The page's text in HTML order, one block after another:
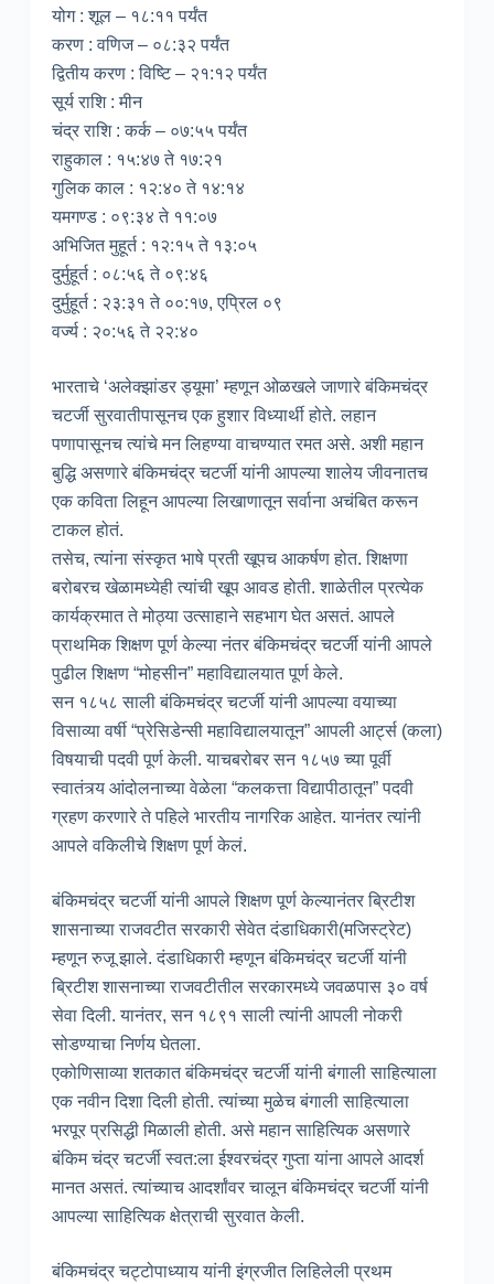
योग : शूल – १८:११ पर्यंत
करण : वणिज – ०८:३२ पर्यंत
द्वितीय करण : विष्टि – २१:१२ पर्यंत
सूर्य राशि : मीन
चंद्र राशि : कर्क – ०७:५५ पर्यंत
राहुकाल : १५:४७ ते १७:२१
गुलिक काल : १२:४० ते १४:१४
यमगण्ड : ०९:३४ ते ११:०७
अभिजित मुहूर्त : १२:१५ ते १३:०५
दुर्मुहूर्त : ०८:५६ ते ०९:४६
दुर्मुहूर्त : २३:३१ ते ००:१७, एप्रिल ०९
वर्ज्य : २०:५६ ते २२:४०
भारताचे ‘अलेक्झांडर ड्यूमा’ म्हणून ओळखले जाणारे बंकिमचंद्र
चटर्जी सुरवातीपासूनच एक हुशार विध्यार्थी होते. लहान
पणापासूनच त्यांचे मन लिहण्या वाचण्यात रमत असे. अशी महान
बुद्धि असणारे बंकिमचंद्र चटर्जी यांनी आपल्या शालेय जीवनातच
एक कविता लिहून आपल्या लिखाणातून सर्वाना अचंबित करून
टाकल होतं.
तसेच, त्यांना संस्कृत भाषे प्रती खूपच आकर्षण होत. शिक्षणा
बरोबरच खेळामध्येही त्यांची खूप आवड होती. शाळेतील प्रत्येक
कार्यक्रमात ते मोठ्या उत्साहाने सहभाग घेत असतं. आपले
प्राथमिक शिक्षण पूर्ण केल्या नंतर बंकिमचंद्र चटर्जी यांनी आपले
पुढील शिक्षण “मोहसीन” महाविद्यालयात पूर्ण केले.
सन १८५८ साली बंकिमचंद्र चटर्जी यांनी आपल्या वयाच्या
विसाव्या वर्षी “प्रेसिडेन्सी महाविद्यालयातून” आपली आर्ट्स (कला)
विषयाची पदवी पूर्ण केली. याचबरोबर सन १८५७ च्या पूर्वी
स्वातंत्र्य आंदोलनाच्या वेळेला “कलकत्ता विद्यापीठातून” पदवी
ग्रहण करणारे ते पहिले भारतीय नागरिक आहेत. यानंतर त्यांनी
आपले वकिलीचे शिक्षण पूर्ण केलं.
बंकिमचंद्र चटर्जी यांनी आपले शिक्षण पूर्ण केल्यानंतर ब्रिटीश
शासनाच्या राजवटीत सरकारी सेवेत दंडाधिकारी(मजिस्ट्रेट)
म्हणून रुजू झाले. दंडाधिकारी म्हणून बंकिमचंद्र चटर्जी यांनी
ब्रिटीश शासनाच्या राजवटीतील सरकारमध्ये जवळपास ३० वर्ष
सेवा दिली. यानंतर, सन १८९१ साली त्यांनी आपली नोकरी
सोडण्याचा निर्णय घेतला.
एकोणिसाव्या शतकात बंकिमचंद्र चटर्जी यांनी बंगाली साहित्याला
एक नवीन दिशा दिली होती. त्यांच्या मुळेच बंगाली साहित्याला
भरपूर प्रसिद्धी मिळाली होती. असे महान साहित्यिक असणारे
बंकिम चंद्र चटर्जी स्वत:ला ईश्वरचंद्र गुप्ता यांना आपले आदर्श
मानत असतं. त्यांच्याच आदर्शांवर चालून बंकिमचंद्र चटर्जी यांनी
आपल्या साहित्यिक क्षेत्राची सुरवात केली.
बंकिमचंद्र चट्टोपाध्याय यांनी इंग्रजीत लिहिलेली प्रथम